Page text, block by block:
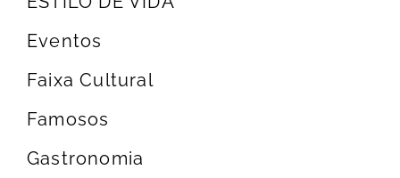
Eventos
Faixa Cultural
Famosos
Gastronomia